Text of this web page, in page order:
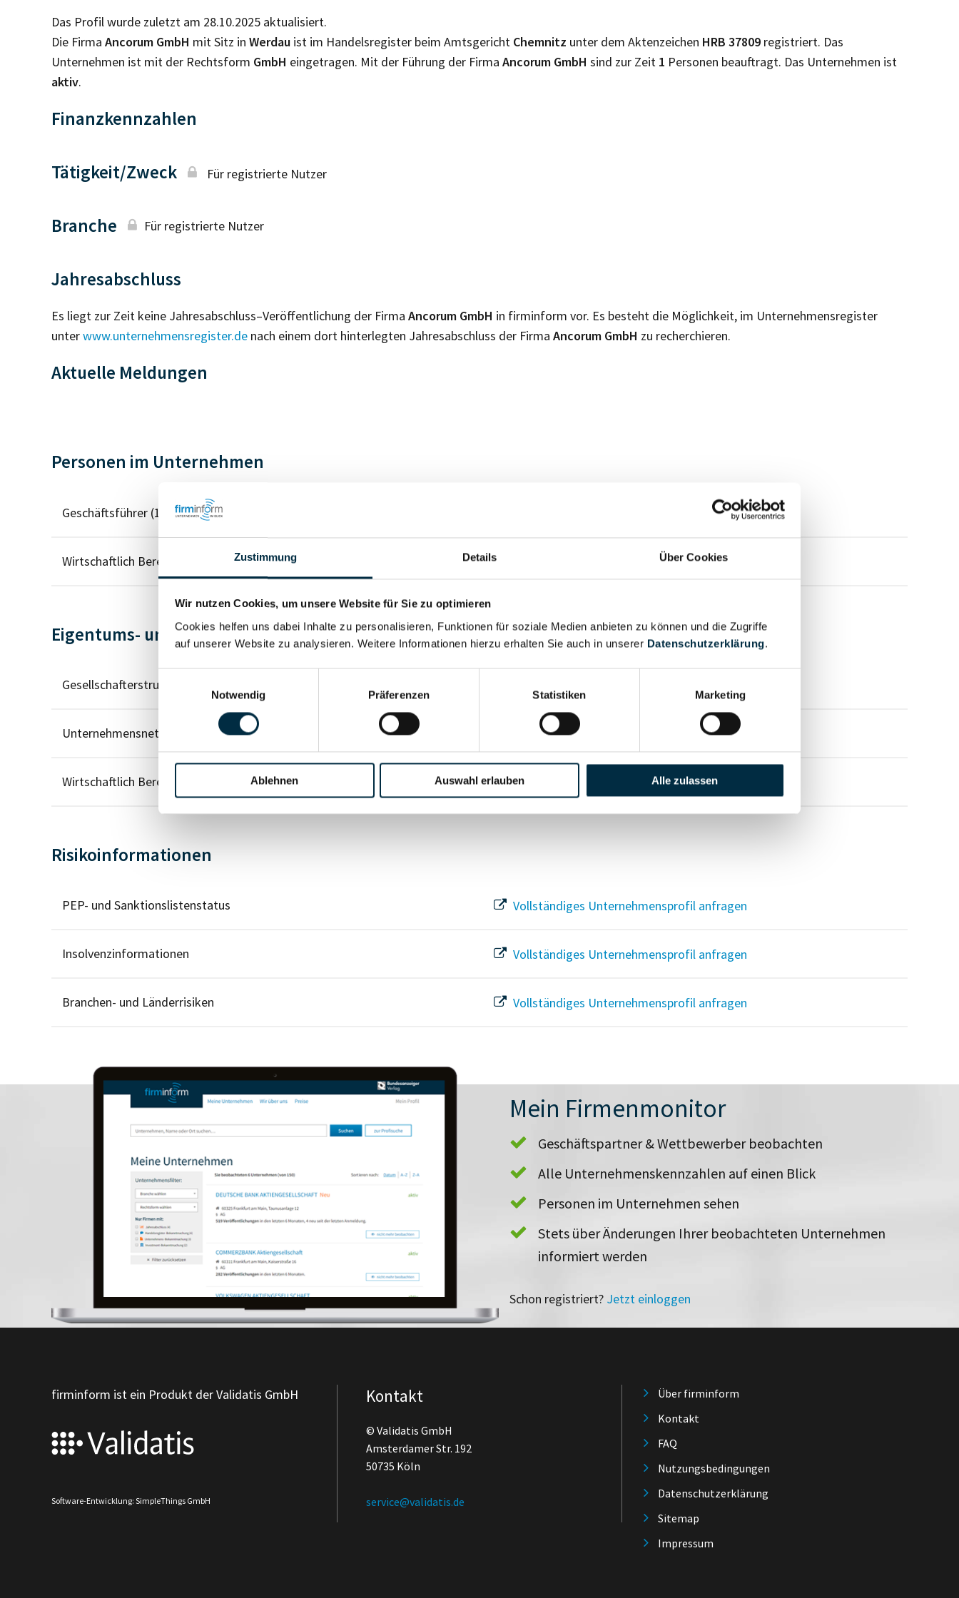
Zustimmung Details Über Cookies
Wir nutzen Cookies, um unsere Website für Sie zu optimieren
Cookies helfen uns dabei Inhalte zu personalisieren, Funktionen für soziale Medien anbieten zu können und die Zugriffe
auf unserer Website zu analysieren. Weitere Informationen hierzu erhalten Sie auch in unserer Datenschutzerklärung.
Notwendig
Präferenzen Statistiken Marketing
Ablehnen Auswahl erlauben Alle zulassen
Das Profil wurde zuletzt am 28.10.2025 aktualisiert.
Die Firma Ancorum GmbH mit Sitz in Werdau ist im Handelsregister beim Amtsgericht Chemnitz unter dem Aktenzeichen HRB 37809 registriert. Das
Unternehmen ist mit der Rechtsform GmbH eingetragen. Mit der Führung der Firma Ancorum GmbH sind zur Zeit 1 Personen beauftragt. Das Unternehmen ist
aktiv.
Finanzkennzahlen
Tätigkeit/Zweck Für registrierte Nutzer
Branche Für registrierte Nutzer
Jahresabschluss
Es liegt zur Zeit keine Jahresabschluss–Veröffentlichung der Firma Ancorum GmbH in firminform vor. Es besteht die Möglichkeit, im Unternehmensregister
unterwww.unternehmensregister.de nach einem dort hinterlegten Jahresabschluss der Firma Ancorum GmbH zu recherchieren.
Aktuelle Meldungen
Personen im Unternehmen
Geschäftsführer (1)
Wirtschaftlich Berechtigter Vollständiges Unternehmensprofil anfragen
Eigentums- und Kontrollstruktur
Gesellschafterstruktur
Unternehmensnetzwerk Vollständiges Unternehmensprofil anfragen
Wirtschaftlich Berechtigten Pfad Vollständiges Unternehmensprofil anfragen
Risikoinformationen
PEP- und Sanktionslistenstatus Vollständiges Unternehmensprofil anfragen
Insolvenzinformationen Vollständiges Unternehmensprofil anfragen
Branchen- und Länderrisiken Vollständiges Unternehmensprofil anfragen
Mein Firmenmonitor
Geschäftspartner & Wettbewerber beobachten
Alle Unternehmenskennzahlen auf einen Blick
Personen im Unternehmen sehen
Stets über Änderungen Ihrer beobachteten Unternehmen
informiert werden
Schon registriert? Jetzt einloggen
firminform ist ein Produkt der Validatis GmbH
Software-Entwicklung: SimpleThings GmbH
Kontakt
© Validatis GmbH
Amsterdamer Str. 192
50735 Köln
service@validatis.de
Über firminform
Kontakt
FAQ
Nutzungsbedingungen
Datenschutzerklärung
Sitemap
Impressum